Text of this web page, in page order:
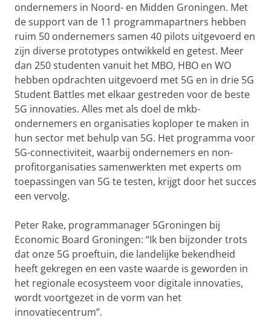
ondernemers in Noord- en Midden Groningen. Met
de support van de 11 programmapartners hebben
ruim 50 ondernemers samen 40 pilots uitgevoerd en
zijn diverse prototypes ontwikkeld en getest. Meer
dan 250 studenten vanuit het MBO, HBO en WO
hebben opdrachten uitgevoerd met 5G en in drie 5G
Student Battles met elkaar gestreden voor de beste
5G innovaties. Alles met als doel de mkb-
ondernemers en organisaties koploper te maken in
hun sector met behulp van 5G. Het programma voor
5G-connectiviteit, waarbij ondernemers en non-
profitorganisaties samenwerkten met experts om
toepassingen van 5G te testen, krijgt door het succes
een vervolg.
Peter Rake, programmanager 5Groningen bij
Economic Board Groningen: “Ik ben bijzonder trots
dat onze 5G proeftuin, die landelijke bekendheid
heeft gekregen en een vaste waarde is geworden in
het regionale ecosysteem voor digitale innovaties,
wordt voortgezet in de vorm van het
innovatiecentrum”.